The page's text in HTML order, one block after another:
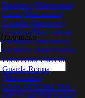
Banheiro (Marcenaria)
Cama (Marcenaria)
Cozinha (Interiores)
Cozinha (Marcenaria)
Escritório (Interiores)
Escritório (Marcenaria)
Fornecedor Parceiro
Guarda-Roupa
(Marcenaria)
LOJA OFICIAL ISA +
Obrigatório